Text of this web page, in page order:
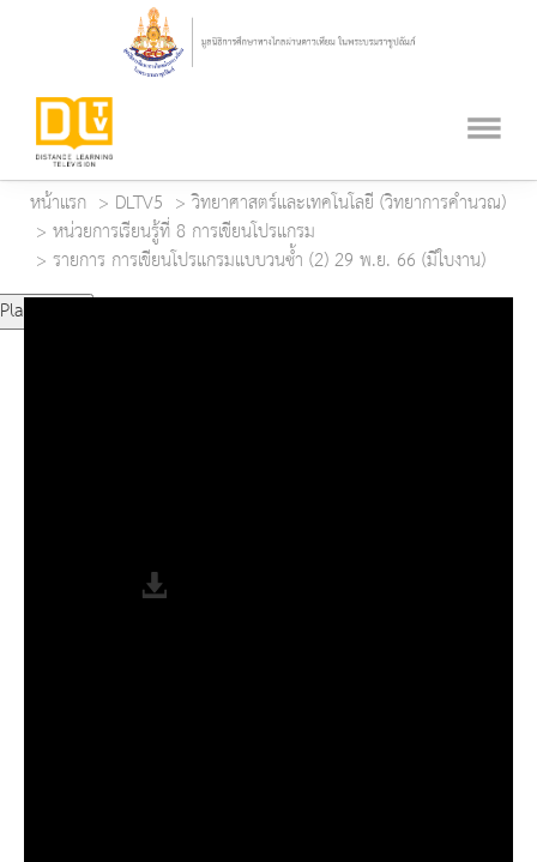
หน้าแรก DLTV5
วิทยาศาสตร์และเทคโนโลยี (วิทยาการคำนวณ)
หน่วยการเรียนรู้ที่ 8 การเขียนโปรแกรม
รายการ การเขียนโปรแกรมแบบวนซ้ำ (2) 29 พ.ย. 66 (มีใบงาน)
Play Video